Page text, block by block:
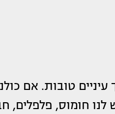
טובות. אם
לנו חומוס,